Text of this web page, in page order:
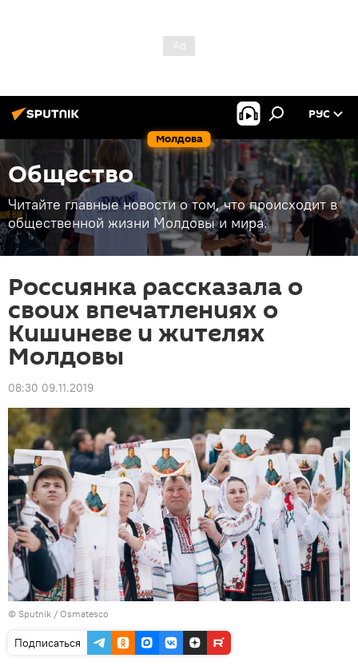
Молдова
РУС
Общество
Читайте главные новости о том, что происходит в
общественной жизни Молдовы и мира.
Россиянка рассказала о
своих впечатлениях о
Кишиневе и жителях
Молдовы
08:30 09.11.2019
© Sputnik / Osmatesco
Подписаться